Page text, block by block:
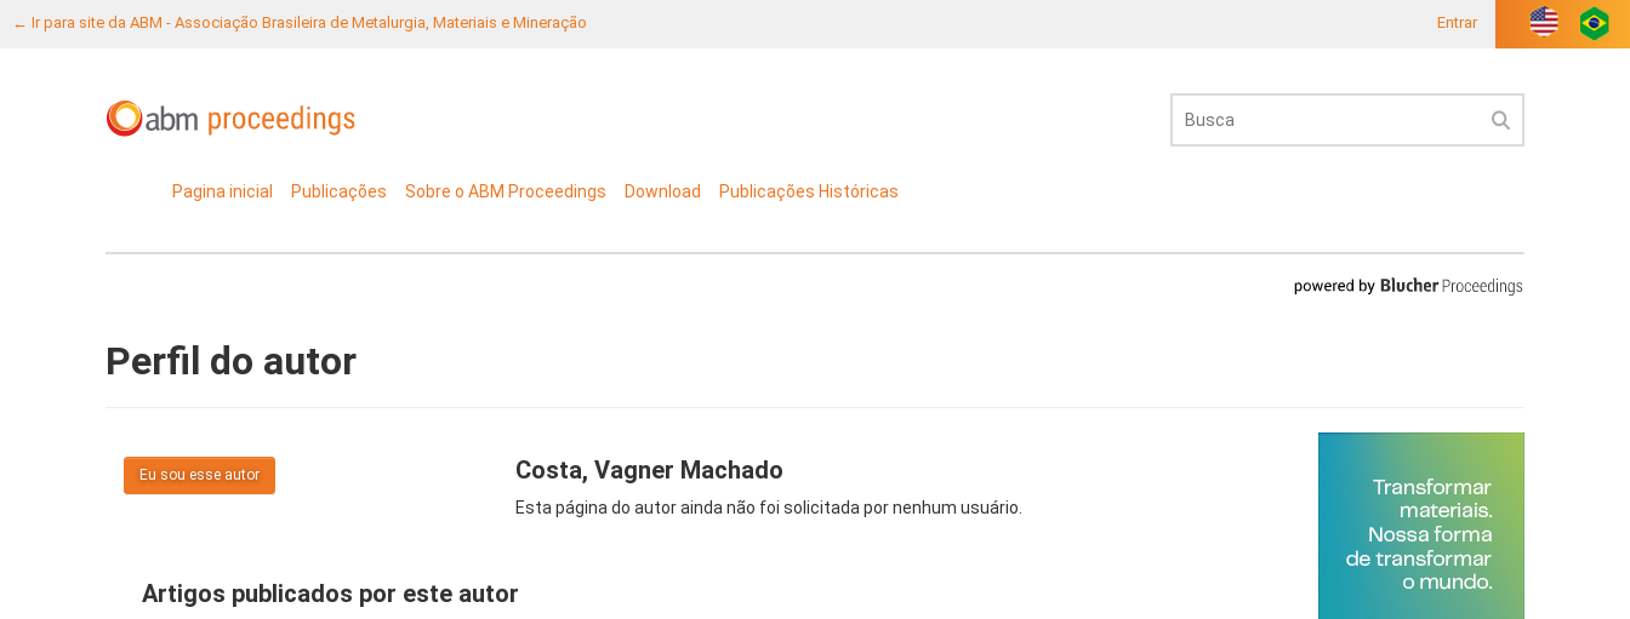
← Ir para site da ABM - Associação Brasileira de Metalurgia, Materiais e Mineração Entrar
Pagina inicial Publicações Sobre o ABM Proceedings Download Publicações Históricas
Perfil do autor
Eu sou esse autor Costa, Vagner Machado
Esta página do autor ainda não foi solicitada por nenhum usuário.
Artigos publicados por este autor